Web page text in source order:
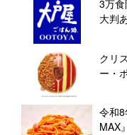
3万
大判
クリ
ー・
令和
MAX